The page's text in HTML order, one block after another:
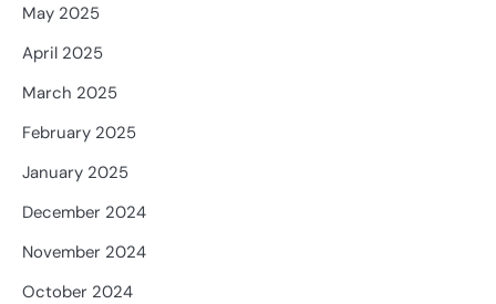
May 2025
April 2025
March 2025
February 2025
January 2025
December 2024
November 2024
October 2024